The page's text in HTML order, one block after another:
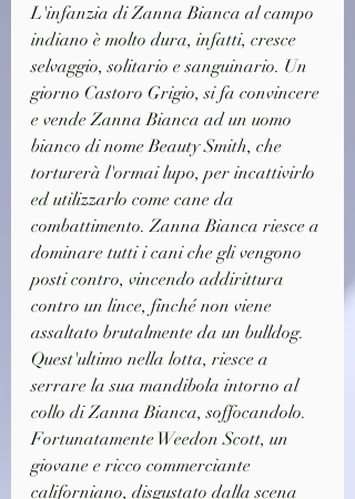
L'infanzia di Zanna Bianca al campo
indiano è molto dura, infatti, cresce
selvaggio, solitario e sanguinario. Un
giorno Castoro Grigio, si fa convincere
e vende Zanna Bianca ad un uomo
bianco di nome Beauty Smith, che
torturerà l'ormai lupo, per incattivirlo
ed utilizzarlo come cane da
combattimento. Zanna Bianca riesce a
dominare tutti i cani che gli vengono
posti contro, vincendo addirittura
contro un lince, finché non viene
assaltato brutalmente da un bulldog.
Quest'ultimo nella lotta, riesce a
serrare la sua mandibola intorno al
collo di Zanna Bianca, soffocandolo.
Fortunatamente Weedon Scott, un
giovane e ricco commerciante
californiano, disgustato dalla scena